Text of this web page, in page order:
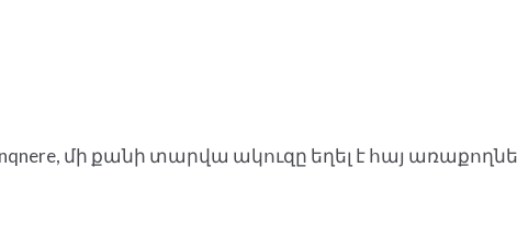
մի քանի տարվա ակուզը եղել է հայ